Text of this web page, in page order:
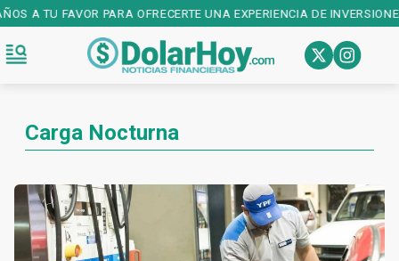
A TU FAVOR PARA OFRECERTE UNA EXPERIENCIA DE
Carga Nocturna